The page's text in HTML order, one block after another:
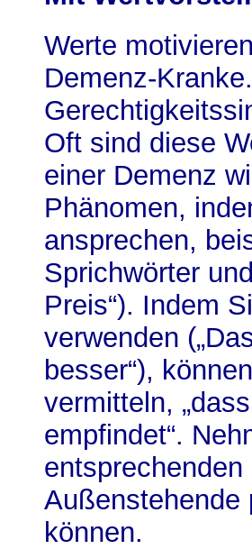
Werte
Demenz-
Oft sind diese
einer Demenz
Phänomen,
ansprechen,
Sprichwörter
Preis“). Indem
verwenden
besser“),
vermitteln,
empfindet“.
Außenstehende
können.